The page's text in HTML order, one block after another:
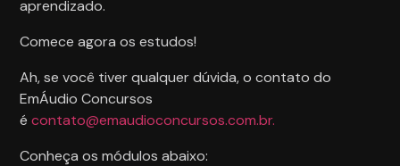
aprendizado.
Comece agora os estudos!
Ah, se você tiver qualquer dúvida, o contato do
EmÁudio Concursos
écontato@emaudioconcursos.com.br.
Conheça os módulos abaixo: